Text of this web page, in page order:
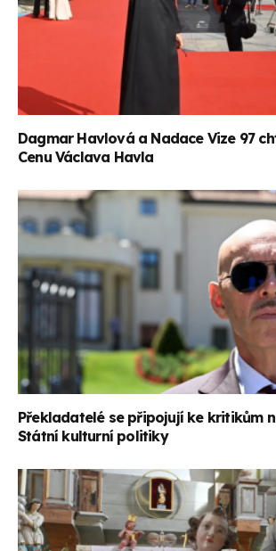
Dagmar Havlová a Nadace Vize 97
Cenu Václava Havla
Překladatelé se připojují ke kritikům
Státní kulturní politiky